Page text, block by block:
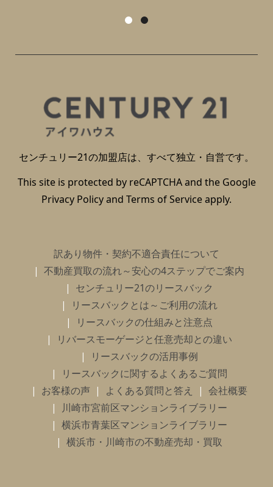
センチュリー21の加盟店は、すべて独立・自営です。
This site is protected by reCAPTCHA and the Google
Privacy Policyand Terms of Serviceapply.
訳あり物件・契約不適合責任について
不動産買取の流れ～安心の4ステップでご案内
センチュリー21のリースバック
リースバックとは～ご利用の流れ
リースバックの仕組みと注意点
リバースモーゲージと任意売却との違い
リースバックの活用事例
リースバックに関するよくあるご質問
お客様の声
よくある質問と答え
会社概要
川崎市宮前区マンションライブラリー
横浜市青葉区マンションライブラリー
横浜市・川崎市の不動産売却・買取